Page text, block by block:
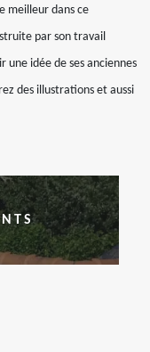
meilleur dans ce
par son travail
idée de ses anciennes
des illustrations et aussi